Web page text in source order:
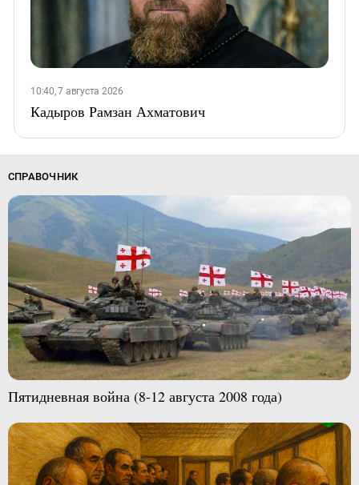
10:40, 7 августа 2026
Кадыров Рамзан Ахматович
СПРАВОЧНИК
Пятидневная война (8-12 августа 2008 года)